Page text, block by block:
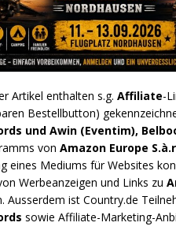
Artikel enthalten s.g. Affiliate-
Bestellbutton)
und Awin (Eventim),
von Amazon Europe
eines Mediums für Websites
Werbeanzeigen und Links zu
Ausserdem ist Country.de
sowie Affiliate-Marketing-